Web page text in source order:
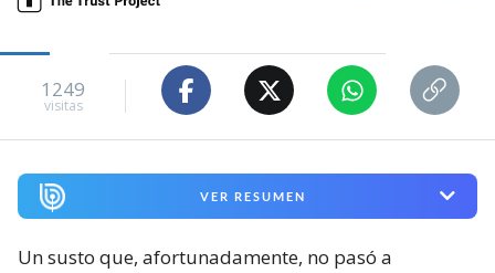
1249
visitas
VER RESUMEN
Un susto que, afortunadamente, no pasó a